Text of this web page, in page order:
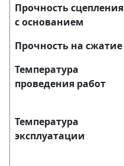
Прочность сцепления
с основанием
Прочность на сжатие
Температура
проведения работ
Температура
эксплуатации